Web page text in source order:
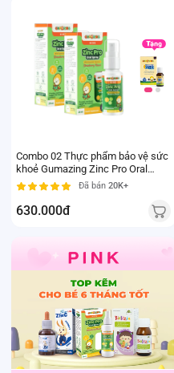
Combo 02 Thực phẩm bảo vệ sức
khoẻ Gumazing Zinc Pro Oral
Spray 25ml
Đã bán 20K+
630.000đ